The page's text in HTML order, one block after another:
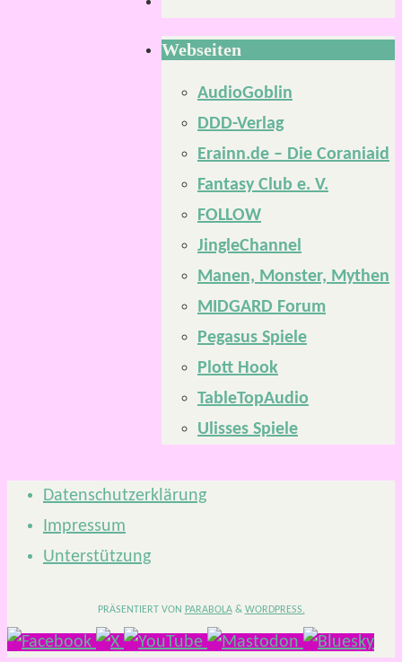
Webseiten
AudioGoblin
DDD-Verlag
Erainn.de – Die Coraniaid
Fantasy Club e. V.
FOLLOW
JingleChannel
Manen, Monster, Mythen
MIDGARD Forum
Pegasus Spiele
Plott Hook
TableTopAudio
Ulisses Spiele
Datenschutzerklärung
Impressum
Unterstützung
PRÄSENTIERT VON PARABOLA& WORDPRESS.